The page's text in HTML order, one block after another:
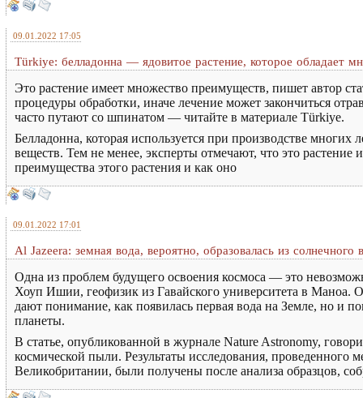
09.01.2022 17:05
Türkiye: белладонна — ядовитое растение, которое обладает
Это растение имеет множество преимуществ, пишет автор
процедуры обработки, иначе лечение может закончиться
часто путают со шпинатом — читайте в материале Türkiye.
Белладонна, которая используется при производстве
веществ. Тем не менее, эксперты отмечают, что это
преимущества этого растения и как оно
09.01.2022 17:01
Al Jazeera: земная вода, вероятно, образовалась из солнечного
Одна из проблем будущего освоения космоса — это
Хоуп Ишии, геофизик из Гавайского университета в Маноа.
дают понимание, как появилась первая вода на Земле, но и
планеты.
В статье, опубликованной в журнале Nature Astronomy,
космической пыли. Результаты исследования, проведенного
Великобритании, были получены после анализа образцов,